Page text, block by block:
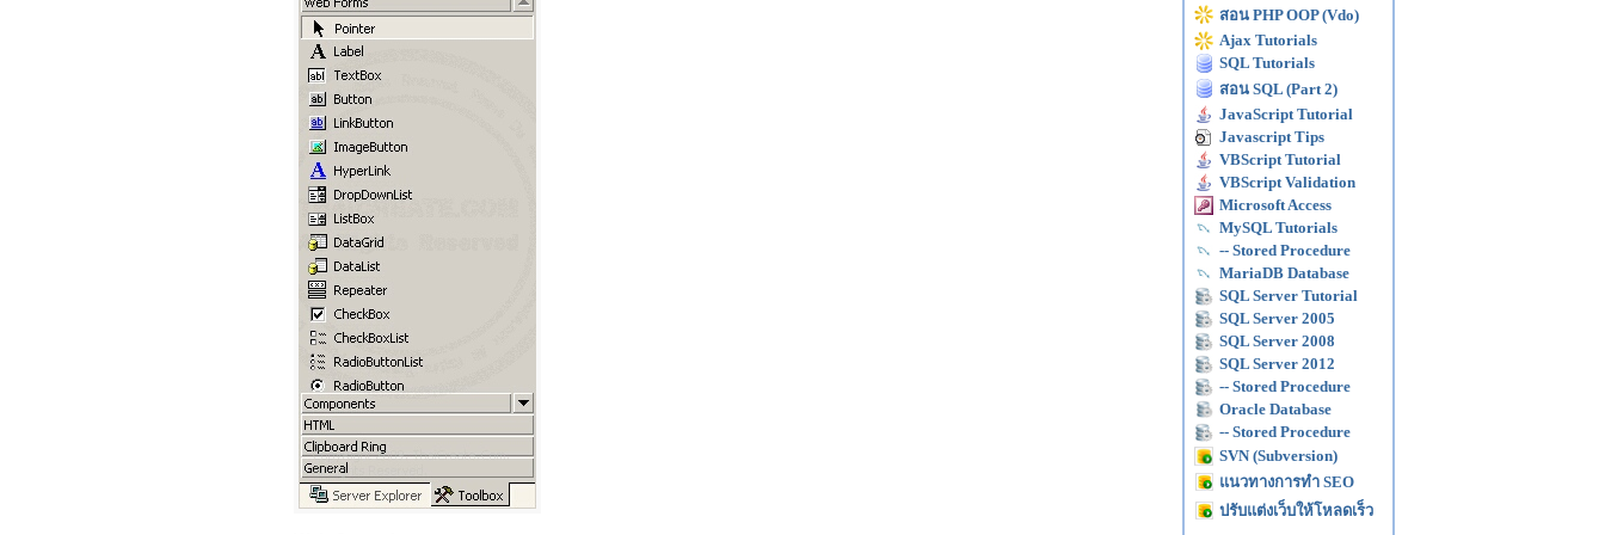
สอน PHP OOP (Vdo)
Ajax Tutorials
SQL Tutorials
สอน SQL (Part 2)
JavaScript Tutorial
Javascript Tips
VBScript Tutorial
VBScript Validation
Microsoft Access
MySQL Tutorials
-- Stored Procedure
MariaDB Database
SQL Server Tutorial
SQL Server 2005
SQL Server 2008
SQL Server 2012
-- Stored Procedure
Oracle Database
-- Stored Procedure
SVN (Subversion)
แนวทางการทำ SEO
ปรับแต่งเว็บให้โหลดเร็ว